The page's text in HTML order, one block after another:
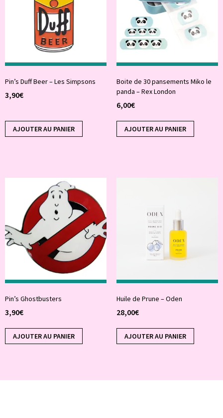
Pin’s Duff Beer – Les Simpsons
3,90€
AJOUTER AU PANIER
Boite de 30 pansements Miko le
panda – Rex London
6,00€
AJOUTER AU PANIER
Pin’s Ghostbusters
3,90€
AJOUTER AU PANIER
Huile de Prune – Oden
28,00€
AJOUTER AU PANIER